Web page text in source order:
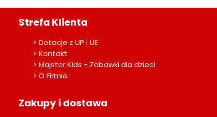
Strefa Klienta
> Dotacje z UP i UE
> Kontakt
> Majster Kids - Zabawki dla dzieci
> O Firmie
Zakupy i dostawa